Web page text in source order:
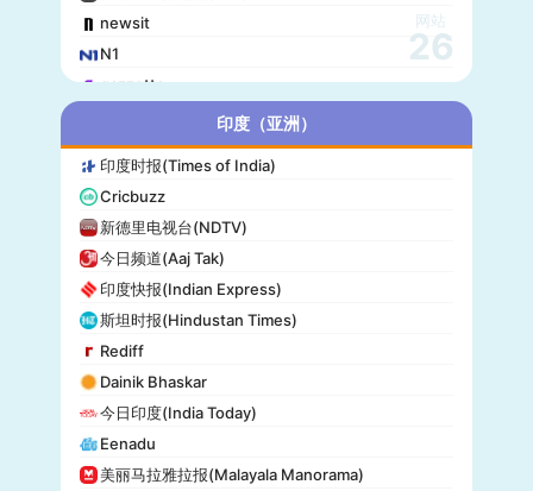
newsit
N1
gazzetta
赫尔辛基日报(Helsingin Sanomat)
Origo
爱尔兰时报(Irish Times)
独立报(Independent)
MTV Uutiset
24.hu
晚邮报(Aftenposten)
DirBg
阿罗(Alo!)
政治报(Politiken)
24 Chasa
Fakti
网站
26
印度（亚洲）
印度时报(Times of India)
Cricbuzz
新德里电视台(NDTV)
今日频道(Aaj Tak)
印度快报(Indian Express)
斯坦时报(Hindustan Times)
Rediff
Dainik Bhaskar
今日印度(India Today)
Eenadu
美丽马拉雅拉报(Malayala Manorama)